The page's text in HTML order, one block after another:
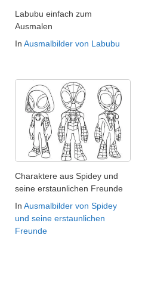
Labubu einfach zum
Ausmalen
In Ausmalbilder von Labubu
Charaktere aus Spidey und
seine erstaunlichen Freunde
In Ausmalbilder von Spidey
und seine erstaunlichen
Freunde